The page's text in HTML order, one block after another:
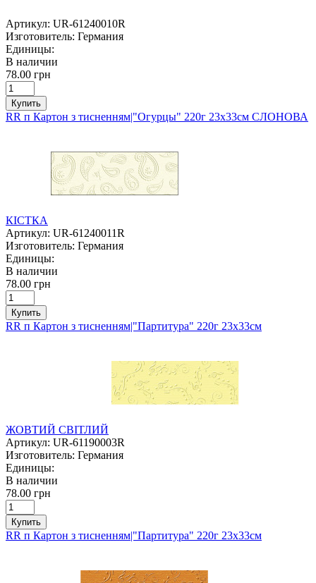
Артикул: UR-61240010R
Изготовитель: Германия
Единицы:
В наличии
78.00 грн
Купить
RR п Картон з тисненням|"Огурцы" 220г 23х33см СЛОНОВА
КІСТКА
Артикул: UR-61240011R
Изготовитель: Германия
Единицы:
В наличии
78.00 грн
Купить
RR п Картон з тисненням|"Партитура" 220г 23х33см
ЖОВТИЙ СВІТЛИЙ
Артикул: UR-61190003R
Изготовитель: Германия
Единицы:
В наличии
78.00 грн
Купить
RR п Картон з тисненням|"Партитура" 220г 23х33см